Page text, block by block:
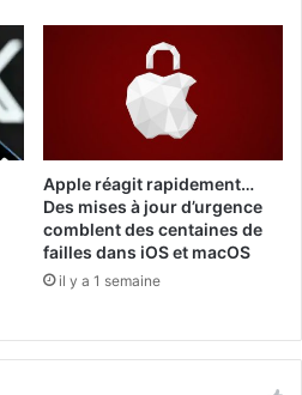
Apple réagit rapidement…
Des mises à jour d’urgence
comblent des centaines de
failles dans iOS et macOS
il y a 1 semaine